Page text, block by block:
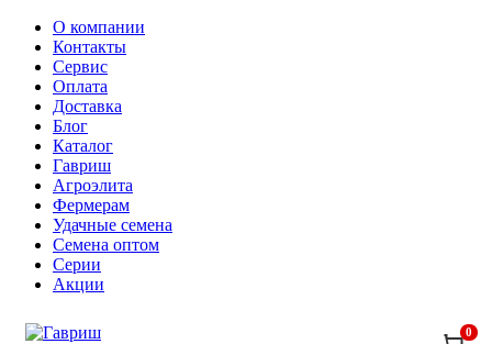
О компании
Контакты
Сервис
Оплата
Доставка
Блог
Каталог
Гавриш
Агроэлита
Фермерам
Удачные семена
Семена оптом
Серии
Акции
0